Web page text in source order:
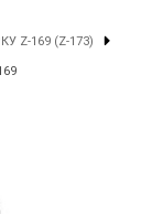
Z-169 (Z-173)